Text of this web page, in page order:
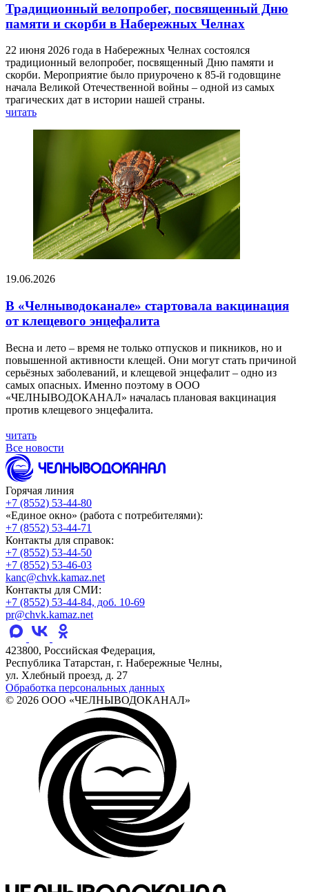
Традиционный велопробег, посвященный Дню
памяти и скорби в Набережных Челнах
22 июня 2026 года в Набережных Челнах состоялся
традиционный велопробег, посвященный Дню памяти и
скорби. Мероприятие было приурочено к 85-й годовщине
начала Великой Отечественной войны – одной из самых
трагических дат в истории нашей страны.
читать
19.06.2026
В «Челныводоканале» стартовала вакцинация
от клещевого энцефалита
Весна и лето – время не только отпусков и пикников, но и
повышенной активности клещей. Они могут стать причиной
серьёзных заболеваний, и клещевой энцефалит – одно из
самых опасных. Именно поэтому в ООО
«ЧЕЛНЫВОДОКАНАЛ» началась плановая вакцинация
против клещевого энцефалита.
читать
Все новости
Горячая линия
+7 (8552) 53-44-80
«Единое окно» (работа с потребителями):
+7 (8552) 53-44-71
Контакты для справок:
+7 (8552) 53-44-50
+7 (8552) 53-46-03
kanc@chvk.kamaz.net
Контакты для СМИ:
+7 (8552) 53-44-84, доб. 10-69
pr@chvk.kamaz.net
423800, Российская Федерация,
Республика Татарстан, г. Набережные Челны,
ул. Хлебный проезд, д. 27
Обработка персональных данных
© 2026 ООО «ЧЕЛНЫВОДОКАНАЛ»